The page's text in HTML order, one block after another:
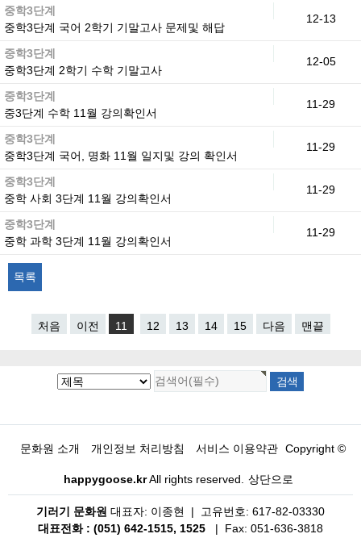
중학3단계
중학3단계 국어 2학기 기말고사 문제및 해답
12-13
중학3단계
중학3단계 2학기 수학 기말고사
12-05
중학3단계
중3단계 수학 11월 강의확인서
11-29
중학3단계
중학3단계 국어, 명화 11월 일지및 강의 확인서
11-29
중학3단계
중학 사회 3단계 11월 강의확인서
11-29
중학3단계
중학 과학 3단계 11월 강의확인서
11-29
목록
처음 이전 11 12 13 14 15 다음 맨끝
문화원 소개 개인정보 처리방침 서비스 이용약관 Copyright ©
happygoose.krAll rights reserved. 상단으로
기러기 문화원 대표자: 이종현 | 고유번호: 617-82-03330
대표전화 : (051) 642-1515, 1525 | Fax: 051-636-3818